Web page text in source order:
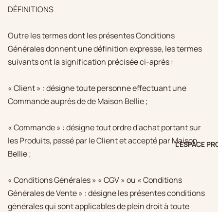
L'ESPACE
DÉFINITIONS
Outre les termes dont les présentes Conditions
Générales donnent une définition expresse, les termes
suivants ont la signification précisée ci-après :
« Client » : désigne toute personne effectuant une
Commande auprès de de Maison Bellie ;
« Commande » : désigne tout ordre d'achat portant sur
les Produits, passé par le Client et accepté par Maison
Bellie ;
« Conditions Générales » « CGV » ou « Conditions
Générales de Vente » : désigne les présentes conditions
générales qui sont applicables de plein droit à toute